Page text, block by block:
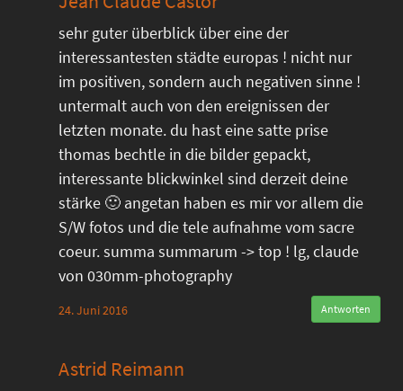
sehr guter überblick über eine der
interessantesten städte europas ! nicht nur
im positiven, sondern auch negativen sinne !
untermalt auch von den ereignissen der
letzten monate. du hast eine satte prise
thomas bechtle in die bilder gepackt,
interessante blickwinkel sind derzeit deine
stärke 🙂 angetan haben es mir vor allem die
S/W fotos und die tele aufnahme vom sacre
coeur. summa summarum -> top ! lg, claude
von 030mm-photography
24. Juni 2016 Antworten
Astrid Reimann